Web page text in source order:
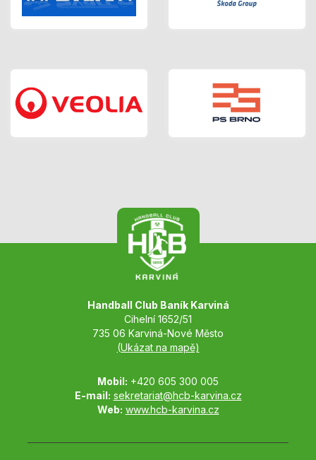
Handball Club Baník Karviná
Cihelní 1652/51
735 06 Karviná-Nové Město
(Ukázat na mapě)
Mobil: +420 605 300 005
E-mail: sekretariat@hcb-karvina.cz
Web: www.hcb-karvina.cz